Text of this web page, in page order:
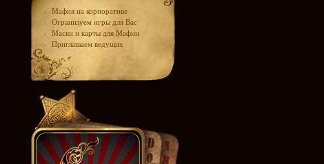
- Мафия на корпоративе
- Огранизуем игры для Вас
- Маски и карты для Мафии
- Приглашаем ведущих